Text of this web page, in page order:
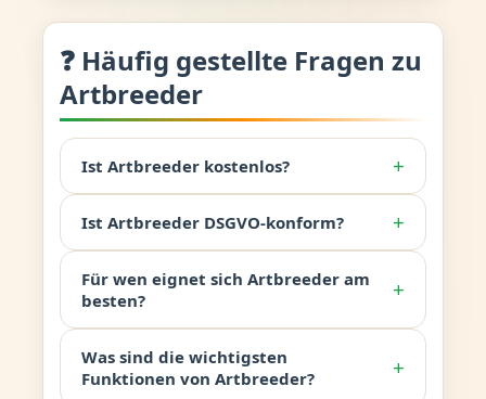
❓ Häufig gestellte Fragen zu
Artbreeder
Ist Artbreeder kostenlos? +
Ist Artbreeder DSGVO-konform? +
Für wen eignet sich Artbreeder am
besten?
+
Was sind die wichtigsten
Funktionen von Artbreeder?
+